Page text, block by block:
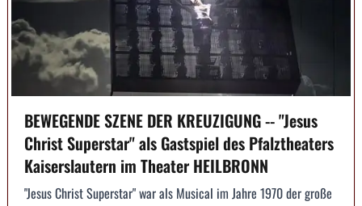
BEWEGENDE SZENE DER KREUZIGUNG -- "Jesus
Christ Superstar" als Gastspiel des Pfalztheaters
Kaiserslautern im Theater HEILBRONN
"Jesus Christ Superstar" war als Musical im Jahre 1970 der große